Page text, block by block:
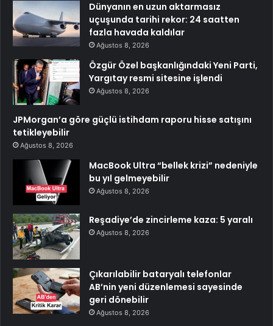
Dünyanın en uzun aktarmasız
uçuşunda tarihi rekor: 24 saatten
fazla havada kaldılar
Ağustos 8, 2026
Özgür Özel başkanlığındaki Yeni Parti,
Yargıtay resmi sitesine işlendi
Ağustos 8, 2026
JPMorgan’a göre güçlü istihdam raporu hisse satışını
tetikleyebilir
Ağustos 8, 2026
MacBook Ultra “bellek krizi” nedeniyle
bu yıl gelmeyebilir
Ağustos 8, 2026
Reşadiye’de zincirleme kaza: 5 yaralı
Ağustos 8, 2026
Çıkarılabilir bataryalı telefonlar
AB’nin yeni düzenlemesi sayesinde
geri dönebilir
Ağustos 8, 2026